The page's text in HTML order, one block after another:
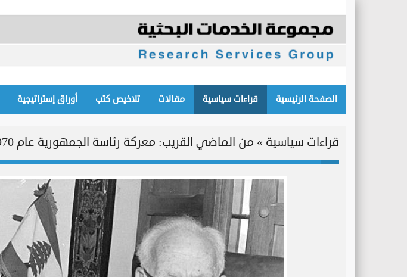
الصفحة الرئيسية قراءات سياسية مقالات تلاخيص كتب أوراق إستراتيجية
قراءات سياسية » من الماضي القريب: معركة رئاسة الجمهورية عام 1970.. ذكرى وعبرة